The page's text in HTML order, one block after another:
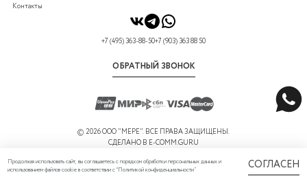
Контакты
+7 (495) 363-88-50+7 (903) 363 88 50
ОБРАТНЫЙ ЗВОНОК
© 2026 ООО "МЕРЕ". ВСЕ ПРАВА ЗАЩИЩЕНЫ.
СДЕЛАНО В E-COMM.GURU
Продолжая использовать сайт, вы соглашаетесь с порядком обработки персональных данных и
использованием файлов cookie в соответствии с "Политикой конфиденциальности” СОГЛАСЕН